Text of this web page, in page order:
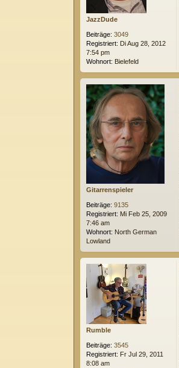
JazzDude
Beiträge: 3049
Registriert: Di Aug 28, 2012
7:54 pm
Wohnort: Bielefeld
Gitarrenspieler
Beiträge: 9135
Registriert: Mi Feb 25, 2009
7:46 am
Wohnort: North German
Lowland
Rumble
Beiträge: 3545
Registriert: Fr Jul 29, 2011
8:08 am